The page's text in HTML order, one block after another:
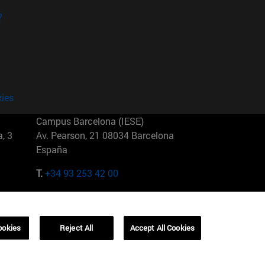
3
Campus Barcelona (IESE)
Av. Pearson, 21 08034 Barcelona
España
T.+34 93 253 42 00
01321001 Bela Vista Brasil
Reject All Accept All Cookies